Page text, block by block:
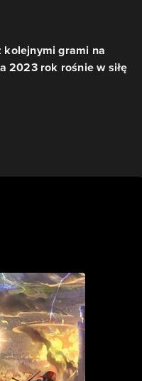
kolejnymi grami na
2023 rok rośnie w siłę